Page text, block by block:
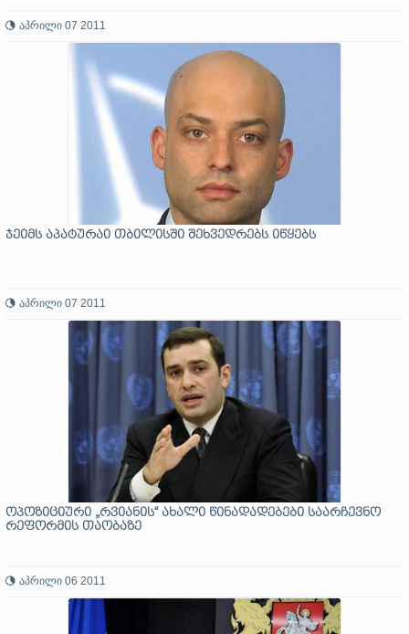
აპრილი 07 2011
ჯეიმს აპატურაი თბილისში შეხვედრებს იწყებს
აპრილი 07 2011
ოპოზიციური „რვიანის“ ახალი წინადადებები საარჩევნო
რეფორმის თაობაზე
აპრილი 06 2011